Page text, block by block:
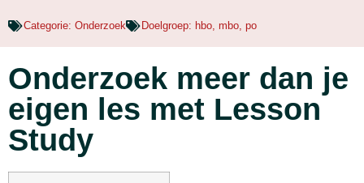
Categorie: Onderzoek Doelgroep: hbo mbo po
Onderzoek meer dan je
eigen les met Lesson
Study